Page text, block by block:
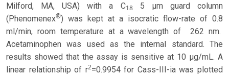
Milford, MA, USA) with a C18 5 µm guard column
(Phenomenex®) was kept at a isocratic flow-rate of 0.8
ml/min, room temperature at a wavelength of 262 nm.
Acetaminophen was used as the internal standard. The
results showed that the assay is sensitive at 10 µg/mL. A
linear relationship of r2=0.9954 for Cass-III-ia was plotted